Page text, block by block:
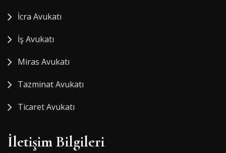
İcra Avukatı
İş Avukatı
Miras Avukatı
Tazminat Avukatı
Ticaret Avukatı
İletişim Bilgileri